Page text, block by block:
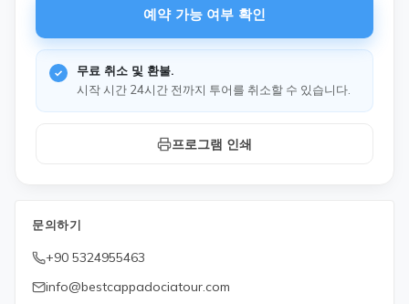
예약 가능 여부 확인
무료 취소 및 환불.
시작 시간 24시간 전까지 투어를 취소할 수 있습니다.
프로그램 인쇄
문의하기
+90 5324955463
info@bestcappadociatour.com